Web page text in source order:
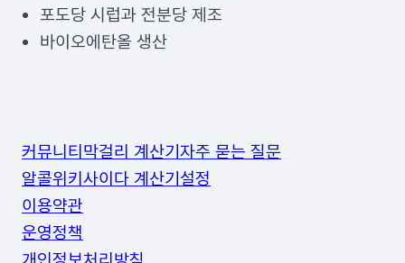
포도당 시럽과 전분당 제조
바이오에탄올 생산
커뮤니티
알콜위키
막걸리 계산기
사이다 계산기
자주 묻는 질문
설정
이용약관
운영정책